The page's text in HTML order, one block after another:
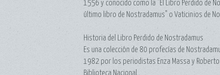
1556 y conocido como la "El Libro Perdido de
último libro de Nostradamus" o Vaticinios de
Historia del Libro Perdido de Nostradamus
Es una colección de 80 profecías de
1982 por los periodistas Enza Massa y
Biblioteca Nacional .